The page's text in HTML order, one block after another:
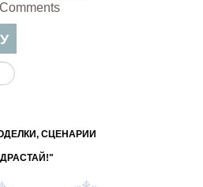
СЦЕНАРИИ